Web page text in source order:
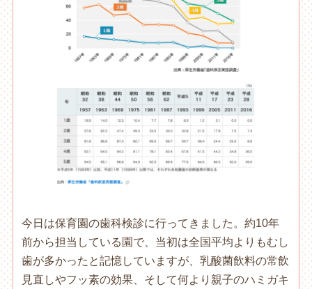
今日は保育園の歯科検診に行ってきました。約10年
前から担当している園で、当初は全国平均よりもむし
歯が多かったと記憶していますが、乳酸菌飲料の常飲
見直しやフッ素の効果、そして何より親子のハミガキ